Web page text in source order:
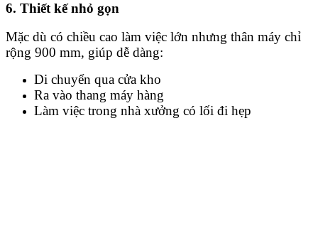
6. Thiết kế nhỏ gọn
Mặc dù có chiều cao làm việc lớn nhưng thân máy chỉ
rộng 900 mm, giúp dễ dàng:
Di chuyển qua cửa kho
Ra vào thang máy hàng
Làm việc trong nhà xưởng có lối đi hẹp